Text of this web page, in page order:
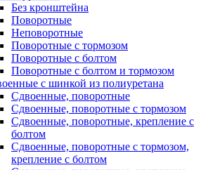
Без кронштейна
Поворотные
Неповоротные
Поворотные с тормозом
Поворотные с болтом
Поворотные с болтом и тормозом
с шинкой из полиуретана
Сдвоенные, поворотные
Сдвоенные, поворотные с тормозом
Сдвоенные, поворотные, крепление с
болтом
Сдвоенные, поворотные с тормозом,
крепление с болтом